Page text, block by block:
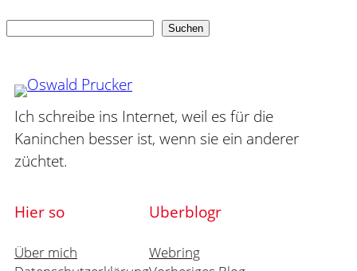
Suchen
Ich schreibe ins Internet, weil es für die
Kaninchen besser ist, wenn sie ein anderer
züchtet.
Hier so
Über mich
Uberblogr
Webring